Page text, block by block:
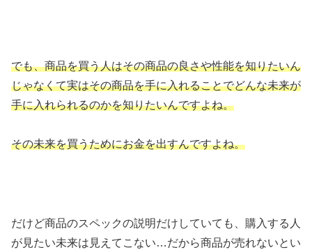
でも、商品を買う人はその商品の良さや性能を知りたいん
じゃなくて実はその商品を手に入れることでどんな未来が
手に入れられるのかを知りたいんですよね。
その未来を買うためにお金を出すんですよね。
だけど商品のスペックの説明だけしていても、購入する人
が見たい未来は見えてこない…だから商品が売れないとい